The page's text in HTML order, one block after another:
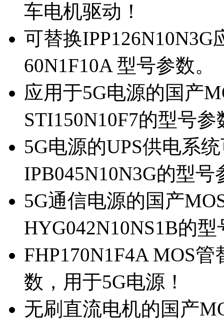
车电机驱动！
可替换
60N1F10A 型号参数。
应用于5G电源的国产
STI150N10F7的型号参
5G电源的UPS供电系
IPB045N10N3G的型号
5G通信电源的国产
HYG042N10NS1B的
FHP170N1F4A MOS
数，用于5G电源！
无刷直流电机的国产